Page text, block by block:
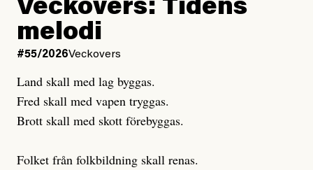
Publicerad6 August, 2026
Uppdaterad7 August, 2026
Publicerad3 August, 2026
Uppdaterad3 August, 2026
Veckovers: Tidens
melodi
#55/2026Veckovers
Land skall med lag byggas.
Fred skall med vapen tryggas.
Brott skall med skott förebyggas.
Folket från folkbildning skall renas.